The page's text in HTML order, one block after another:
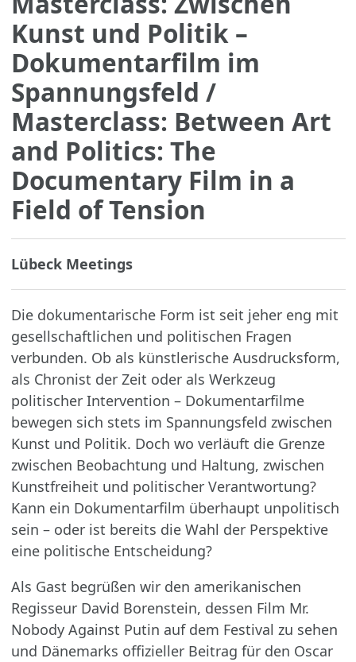
Kunst und Politik –
Dokumentarfilm im
Spannungsfeld /
Masterclass: Between Art
and Politics: The
Documentary Film in a
Field of Tension
Lübeck Meetings
Die dokumentarische Form ist seit jeher eng mit
gesellschaftlichen und politischen Fragen
verbunden. Ob als künstlerische Ausdrucksform,
als Chronist der Zeit oder als Werkzeug
politischer Intervention – Dokumentarfilme
bewegen sich stets im Spannungsfeld zwischen
Kunst und Politik. Doch wo verläuft die Grenze
zwischen Beobachtung und Haltung, zwischen
Kunstfreiheit und politischer Verantwortung?
Kann ein Dokumentarfilm überhaupt unpolitisch
sein – oder ist bereits die Wahl der Perspektive
eine politische Entscheidung?
Als Gast begrüßen wir den amerikanischen
Regisseur David Borenstein, dessen Film Mr.
Nobody Against Putin auf dem Festival zu sehen
und Dänemarks offizieller Beitrag für den Oscar